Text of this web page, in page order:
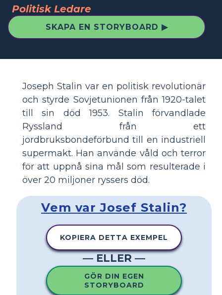
Politisk Ledare
SKAPA EN STORYBOARD ▶
Joseph Stalin var en politisk revolutionär
och styrde Sovjetunionen från 1920-talet
till sin död 1953. Stalin förvandlade
Ryssland från ett
jordbruksbondeförbund till en industriell
supermakt. Han använde våld och terror
för att uppnå sina mål som resulterade i
över 20 miljoner ryssers död.
Vem var Josef Stalin?
KOPIERA DETTA EXEMPEL
— ELLER —
GÖR DIN EGEN
STORYBOARD